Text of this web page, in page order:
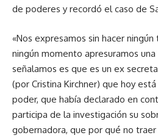
de poderes y recordó el caso de
«Nos expresamos sin hacer
ningún momento apresuramos
señalamos es que es un ex
(por Cristina Kirchner) que hoy
poder, que había declarado en
participa de la investigación su
gobernadora, que por qué no